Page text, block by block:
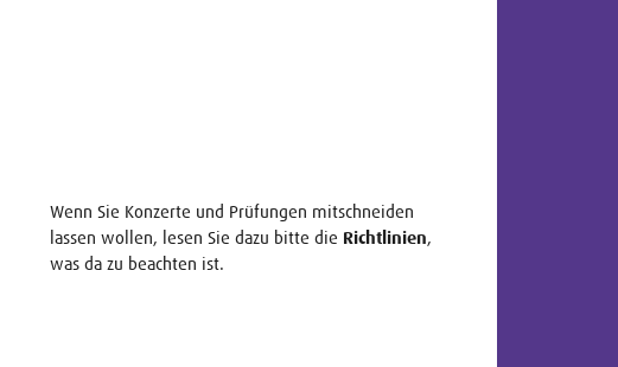
Wenn Sie Konzerte und Prüfungen mitschneiden
lassen wollen, lesen Sie dazu bitte die Richtlinien,
was da zu beachten ist.